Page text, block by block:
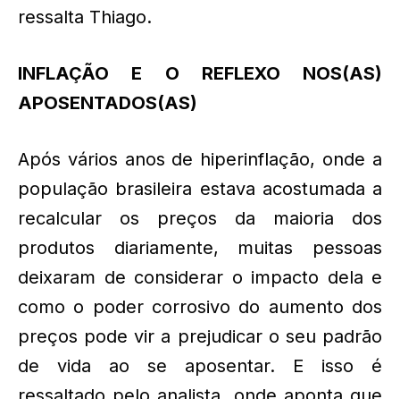
ressalta Thiago.
INFLAÇÃO E O REFLEXO NOS(AS)
APOSENTADOS(AS)
Após vários anos de hiperinflação, onde a
população brasileira estava acostumada a
recalcular os preços da maioria dos
produtos diariamente, muitas pessoas
deixaram de considerar o impacto dela e
como o poder corrosivo do aumento dos
preços pode vir a prejudicar o seu padrão
de vida ao se aposentar. E isso é